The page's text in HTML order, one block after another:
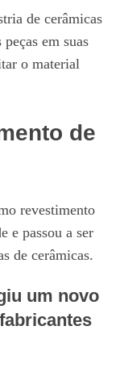
de cerâmicas
em suas
o material
de
revestimento
e passou a ser
de cerâmicas.
um novo